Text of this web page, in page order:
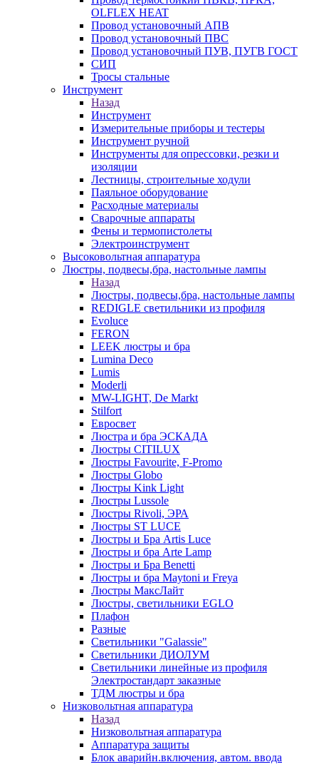
OLFLEX HEAT
Провод установочный АПВ
Провод установочный ПВС
Провод установочный ПУВ, ПУГВ ГОСТ
СИП
Тросы стальные
Инструмент
Назад
Инструмент
Измерительные приборы и тестеры
Инструмент ручной
Инструменты для опрессовки, резки и
изоляции
Лестницы, строительные ходули
Паяльное оборудование
Расходные материалы
Сварочные аппараты
Фены и термопистолеты
Электроинструмент
Высоковольтная аппаратура
Люстры, подвесы,бра, настольные лампы
Назад
Люстры, подвесы,бра, настольные лампы
REDIGLE светильники из профиля
Evoluce
FERON
LEEK люстры и бра
Lumina Deco
Lumis
Moderli
MW-LIGHT, De Markt
Stilfort
Евросвет
Люстра и бра ЭСКАДА
Люстры CITILUX
Люстры Favourite, F-Promo
Люстры Globo
Люстры Kink Light
Люстры Lussole
Люстры Rivoli, ЭРА
Люстры ST LUCE
Люстры и Бра Artis Luce
Люстры и бра Arte Lamp
Люстры и Бра Benetti
Люстры и бра Maytoni и Freya
Люстры МаксЛайт
Люстры, светильники EGLO
Плафон
Разные
Светильники "Galassie"
Светильники ДИОЛУМ
Светильники линейные из профиля
Электростандарт заказные
ТДМ люстры и бра
Низковольтная аппаратура
Назад
Низковольтная аппаратура
Аппаратура защиты
Блок аварийн.включения, автом. ввода